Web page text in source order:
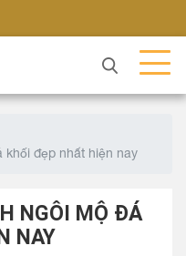
khối đẹp nhất hiện nay
NGÔI MỘ ĐÁ
NAY